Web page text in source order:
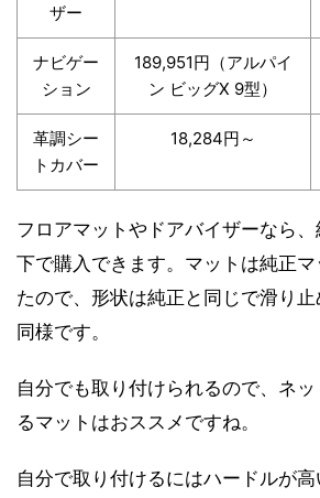
ザー
ナビゲー
ション
189,951円（アルパイ
ン ビッグX 9型）
革調シー
トカバー
18,284円～
フロアマットやドアバイザーなら
下で購入できます。マットは純正
たので、形状は純正と同じで滑り
同様です。
自分でも取り付けられるので、ネッ
るマットはおススメですね。
自分で取り付けるにはハードルが